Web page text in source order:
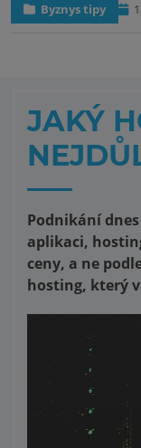
Byznys tipy
JAKÝ
Podnikání
aplikaci,
ceny, a ne
hosting, který